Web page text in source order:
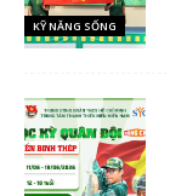
KỸ NĂNG SỐNG